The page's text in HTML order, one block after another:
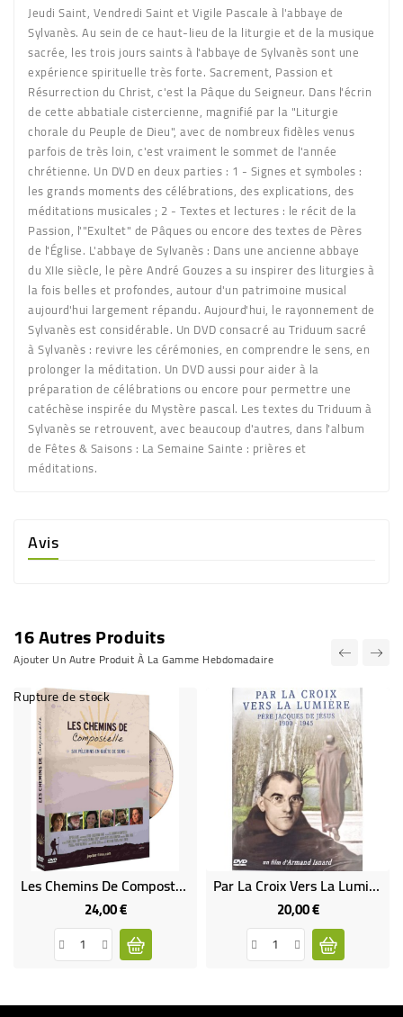
Jeudi Saint, Vendredi Saint et Vigile Pascale à l'abbaye de
Sylvanès. Au sein de ce haut-lieu de la liturgie et de la musique
sacrée, les trois jours saints à l'abbaye de Sylvanès sont une
expérience spirituelle très forte. Sacrement, Passion et
Résurrection du Christ, c'est la Pâque du Seigneur. Dans l'écrin
de cette abbatiale cistercienne, magnifié par la "Liturgie
chorale du Peuple de Dieu", avec de nombreux fidèles venus
parfois de très loin, c'est vraiment le sommet de l'année
chrétienne. Un DVD en deux parties : 1 - Signes et symboles :
les grands moments des célébrations, des explications, des
méditations musicales ; 2 - Textes et lectures : le récit de la
Passion, l'"Exultet" de Pâques ou encore des textes de Pères
de l'Église. L'abbaye de Sylvanès : Dans une ancienne abbaye
du XIIe siècle, le père André Gouzes a su inspirer des liturgies à
la fois belles et profondes, autour d'un patrimoine musical
aujourd'hui largement répandu. Aujourd'hui, le rayonnement de
Sylvanès est considérable. Un DVD consacré au Triduum sacré
à Sylvanès : revivre les cérémonies, en comprendre le sens, en
prolonger la méditation. Un DVD aussi pour aider à la
préparation de célébrations ou encore pour permettre une
catéchèse inspirée du Mystère pascal. Les textes du Triduum à
Sylvanès se retrouvent, avec beaucoup d'autres, dans l'album
de Fêtes & Saisons : La Semaine Sainte : prières et
méditations.
Avis
16 Autres Produits
Ajouter Un Autre Produit À La Gamme Hebdomadaire
Rupture de stock
Les Chemins De Compostelle - Six Pèlerins En Quête De Sens
24,00 €Prix
Par La Croix Vers La Lumière, Père Jacques De Jésus 1900-1945
20,00 €Prix